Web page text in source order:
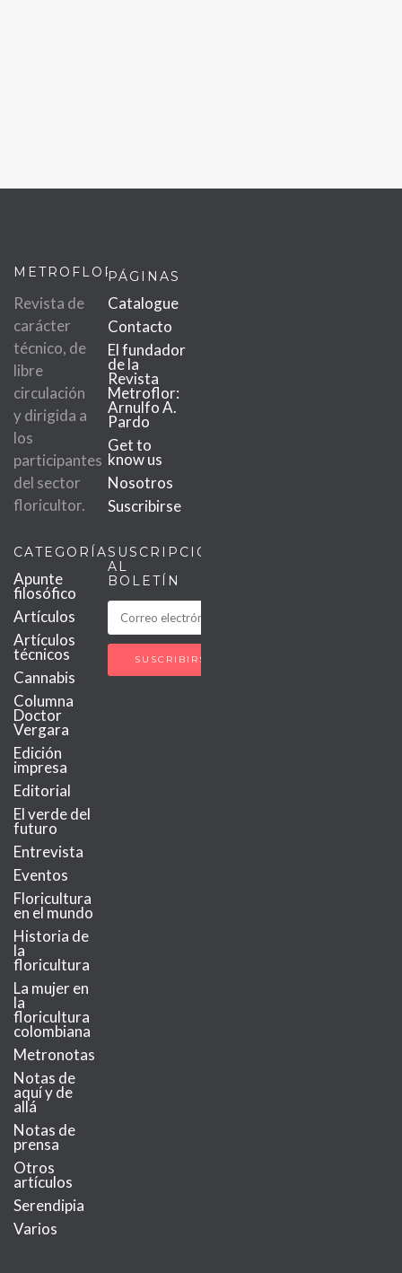
METROFLOR
Revista de
carácter
técnico, de
libre
circulación
y dirigida a
los
participantes
del sector
floricultor.
PÁGINAS
Catalogue
Contacto
El fundador
de la
Revista
Metroflor:
Arnulfo A.
Pardo
Get to
know us
Nosotros
Suscribirse
CATEGORÍAS
Apunte
filosófico
Artículos
Artículos
técnicos
Cannabis
Columna
Doctor
Vergara
Edición
impresa
Editorial
El verde del
futuro
Entrevista
Eventos
Floricultura
en el mundo
Historia de
la
floricultura
La mujer en
la
floricultura
colombiana
Metronotas
Notas de
aquí y de
allá
Notas de
prensa
Otros
artículos
Serendipia
Varios
SUSCRIPCIÓN
AL
BOLETÍN